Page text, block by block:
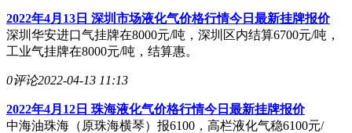
2022年4月13日 深圳市场液化气价格行情今日最新挂牌报价
深圳华安进口气挂牌在8000元/吨，深圳区内结算6700元/吨，
工业气挂牌在8000元/吨，结算惠。
0评论2022-04-13 11:13
2022年4月12日 珠海液化气价格行情今日最新挂牌报价
中海油珠海（原珠海横琴）报6100，高栏液化气稳6100元/